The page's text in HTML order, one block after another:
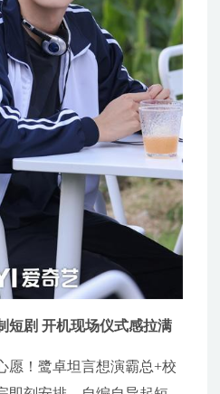
短剧 开机现场仪式感拉满
愿！鹭卓坦言想演霸总+校